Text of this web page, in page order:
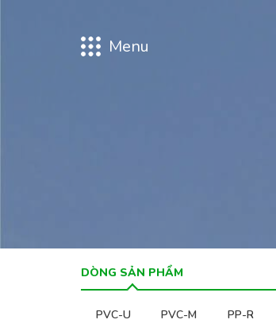
Menu
DÒNG SẢN PHẨM
PVC-U PVC-M PP-R